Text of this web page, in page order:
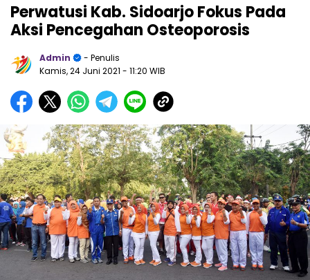
Perwatusi Kab. Sidoarjo Fokus Pada
Aksi Pencegahan Osteoporosis
Admin
- Penulis
Kamis, 24 Juni 2021 - 11:20 WIB